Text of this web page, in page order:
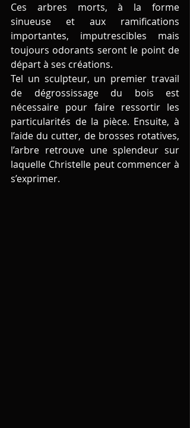
Ces arbres morts, à la forme
sinueuse et aux ramifications
importantes, imputrescibles mais
toujours odorants seront le point de
départ à ses créations.
Tel un sculpteur, un premier travail
de dégrossissage du bois est
nécessaire pour faire ressortir les
particularités de la pièce. Ensuite, à
l’aide du cutter, de brosses rotatives,
l’arbre retrouve une splendeur sur
laquelle Christelle peut commencer à
s’exprimer.